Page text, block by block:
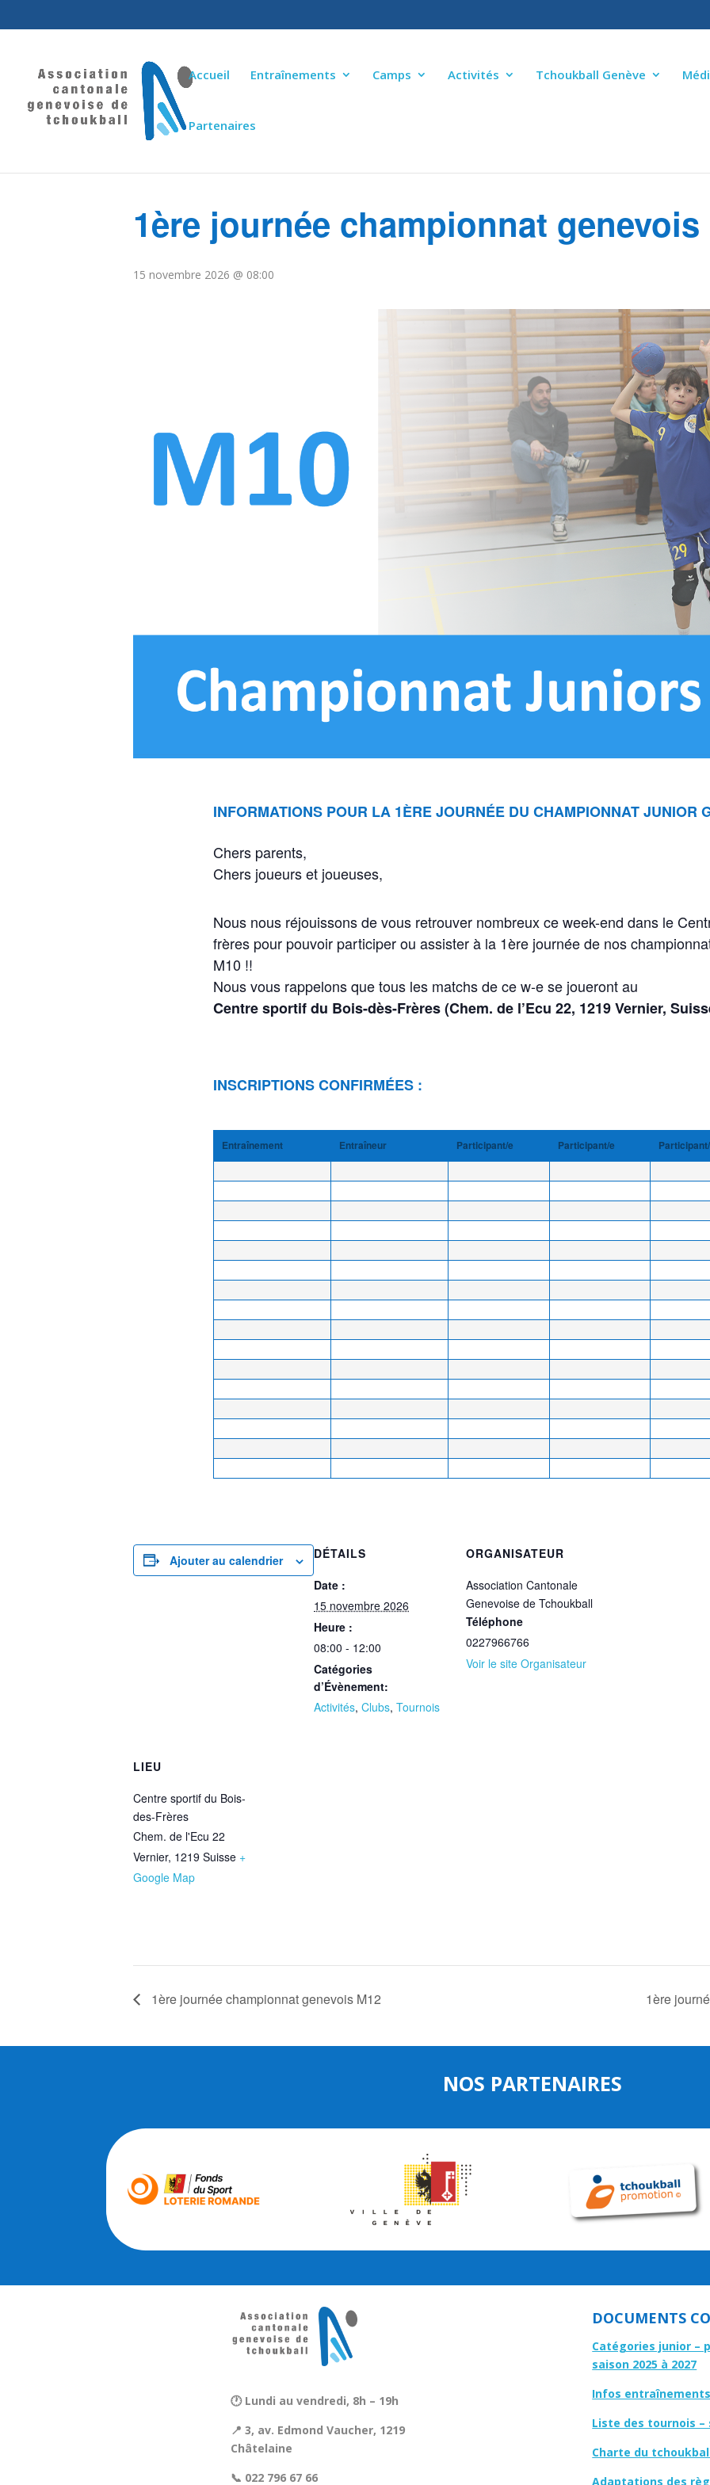
Accueil Entraînements Camps Activités Tchoukball Genève
Partenaires
1ère journée championnat genevois
15 novembre 2026 @ 08:00
INFORMATIONS POUR LA 1ÈRE JOURNÉE DU CHAMPIONNAT JUNIOR
Chers parents,
Chers joueurs et joueuses,
Nous nous réjouissons de vous retrouver nombreux ce week-end dans le
frères pour pouvoir participer ou assister à la 1ère journée de nos
M10 !!
Nous vous rappelons que tous les matchs de ce w-e se joueront au
Centre sportif du Bois-dès-Frères (Chem. de l’Ecu 22, 1219 Vernier,
INSCRIPTIONS CONFIRMÉES :
Entraînement Entraîneur Participant/e Participant/e
Ajouter au calendrier
DÉTAILS
Date :
15 novembre 2026
Heure :
08:00 - 12:00
Catégories
d’Évènement:
Activités, Clubs, Tournois
ORGANISATEUR
Association Cantonale
Genevoise de Tchoukball
Téléphone
0227966766
Voir le site Organisateur
LIEU
Centre sportif du Bois-
des-Frères
Chem. de l'Ecu 22
Vernier, 1219 Suisse +
Google Map
1ère journée championnat genevois M12 1ère
NOS PARTENAIRES
🕐 Lundi au vendredi, 8h – 19h
📍 3, av. Edmond Vaucher, 1219
Châtelaine
📞 022 796 67 66
DOCUMENTS
Catégories junior –
saison 2025 à 2027
Infos
Liste des tournois –
Charte du
Adaptations des